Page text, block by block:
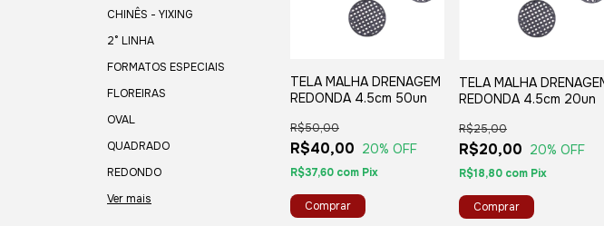
CHINÊS - YIXING
2° LINHA
FORMATOS ESPECIAIS
FLOREIRAS
OVAL
QUADRADO
REDONDO
Ver mais
TELA MALHA DRENAGEM
REDONDA 4.5cm 50un
R$40,00
R$50,00
20% OFF
R$37,60 com Pix
TELA MALHA
REDONDA 4.5cm 20un
R$20,00
R$25,00
20% OFF
R$18,80 com Pix